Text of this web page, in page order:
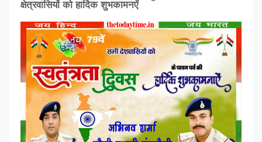
क्षेत्रवासियों को हार्दिक शुभकामनऐं